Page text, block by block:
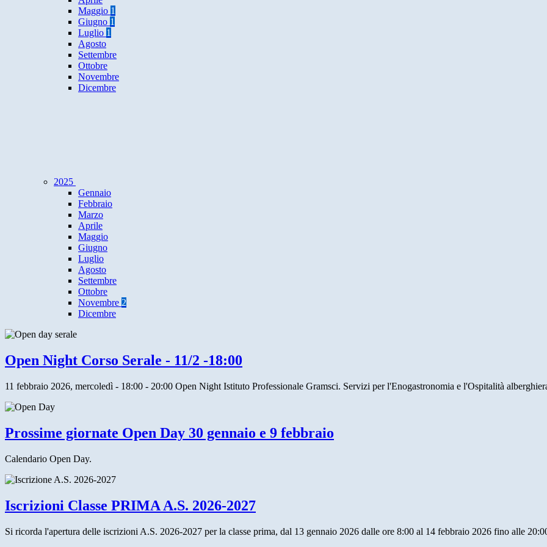
Maggio 1
Giugno 1
Luglio 1
Agosto
Settembre
Ottobre
Novembre
Dicembre
2025
Gennaio
Febbraio
Marzo
Aprile
Maggio
Giugno
Luglio
Agosto
Settembre
Ottobre
Novembre 2
Dicembre
Open Night Corso Serale - 11/2 -18:00
11 febbraio 2026, mercoledì - 18:00 - 20:00 Open Night Istituto Professionale Gramsci. Servizi per l'Enogastronomia e l'Ospitalità
Prossime giornate Open Day 30 gennaio e 9 febbraio
Calendario Open Day.
Iscrizioni Classe PRIMA A.S. 2026-2027
Si ricorda l'apertura delle iscrizioni A.S. 2026-2027 per la classe prima, dal 13 gennaio 2026 dalle ore 8:00 al 14 febbraio 2026 fino alle